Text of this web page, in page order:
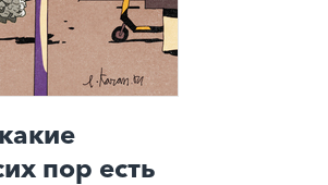
пор есть